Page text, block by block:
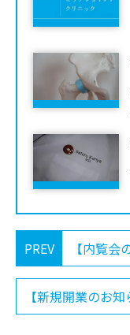
PREV
【新規開業のお